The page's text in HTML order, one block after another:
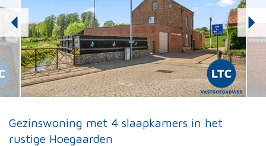
Gezinswoning met 4 slaapkamers in het
rustige Hoegaarden